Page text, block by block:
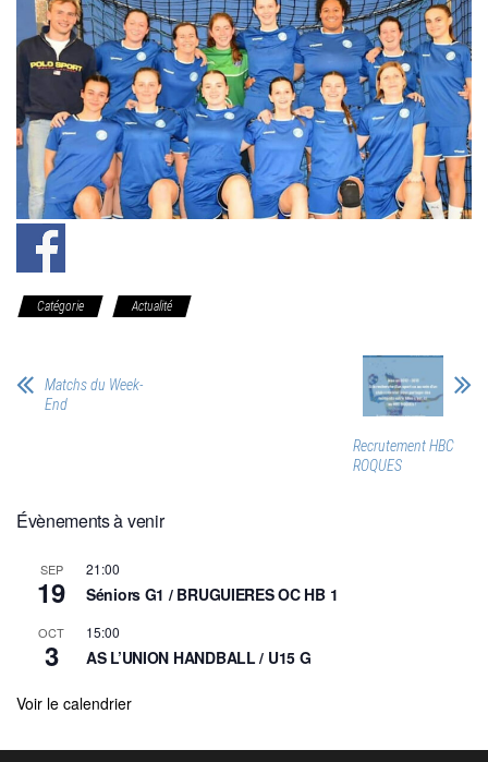
Catégorie Actualité
Matchs du Week-
End
Recrutement HBC
ROQUES
Évènements à venir
SEP
19
21:00
Séniors G1 / BRUGUIERES OC HB 1
OCT
3
15:00
AS L’UNION HANDBALL / U15 G
Voir le calendrier